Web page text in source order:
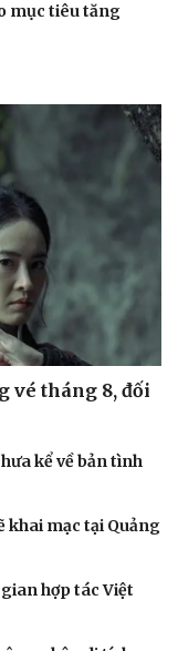
mục tiêu tăng
vé tháng 8, đối
kể về bản tình
khai mạc tại Quảng
hợp tác Việt